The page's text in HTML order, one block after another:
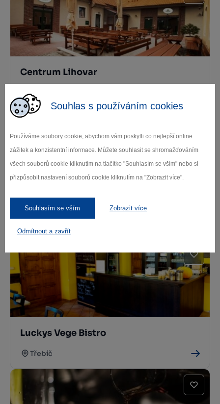
Souhlas s používáním cookies
Používáme soubory cookie, abychom vám poskytli co nejlepší online
zážitek a konzistentní informace. Můžete souhlasit se shromažďováním
všech souborů cookie kliknutím na tlačítko "Souhlasím se vším" nebo si
přizpůsobit nastavení souborů cookie kliknutím na "Zobrazit více".
Souhlasím se vším Zobrazit více
Odmítnout a zavřít
Centrum Lihovar
Třebíč
Luckys Vege Bistro
Třebíč